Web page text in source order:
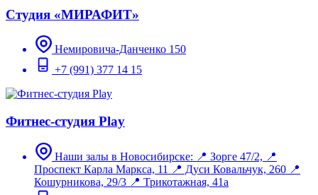
Студия «МИРАФИТ»
Немировича-Данченко 150
+7 (991) 377 14 15
Фитнес-студия Play
Наши залы в Новосибирске: 📍 Зорге 47/2, 📍
Проспект Карла Маркса, 11 📍 Дуси Ковальчук, 260 📍
Кошурникова, 29/3 📍 Трикотажная, 41а